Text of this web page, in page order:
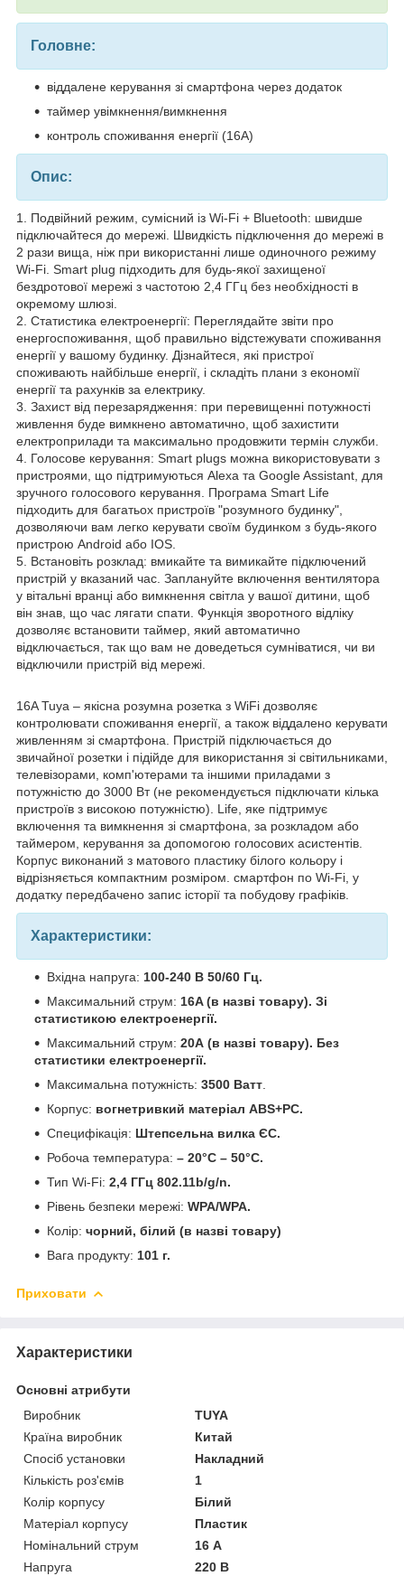
Головне:
віддалене керування зі смартфона через додаток
таймер увімкнення/вимкнення
контроль споживання енергії (16А)
Опис:
1. Подвійний режим, сумісний із Wi-Fi + Bluetooth: швидше
підключайтеся до мережі. Швидкість підключення до мережі в
2 рази вища, ніж при використанні лише одиночного режиму
Wi-Fi. Smart plug підходить для будь-якої захищеної
бездротової мережі з частотою 2,4 ГГц без необхідності в
окремому шлюзі.
2. Статистика електроенергії: Переглядайте звіти про
енергоспоживання, щоб правильно відстежувати споживання
енергії у вашому будинку. Дізнайтеся, які пристрої
споживають найбільше енергії, і складіть плани з економії
енергії та рахунків за електрику.
3. Захист від перезарядження: при перевищенні потужності
живлення буде вимкнено автоматично, щоб захистити
електроприлади та максимально продовжити термін служби.
4. Голосове керування: Smart plugs можна використовувати з
пристроями, що підтримуються Alexa та Google Assistant, для
зручного голосового керування. Програма Smart Life
підходить для багатьох пристроїв "розумного будинку",
дозволяючи вам легко керувати своїм будинком з будь-якого
пристрою Android або IOS.
5. Встановіть розклад: вмикайте та вимикайте підключений
пристрій у вказаний час. Заплануйте включення вентилятора
у вітальні вранці або вимкнення світла у вашої дитини, щоб
він знав, що час лягати спати. Функція зворотного відліку
дозволяє встановити таймер, який автоматично
відключається, так що вам не доведеться сумніватися, чи ви
відключили пристрій від мережі.
16A Tuya – якісна розумна розетка з WiFi дозволяє
контролювати споживання енергії, а також віддалено керувати
живленням зі смартфона. Пристрій підключається до
звичайної розетки і підійде для використання зі світильниками,
телевізорами, комп'ютерами та іншими приладами з
потужністю до 3000 Вт (не рекомендується підключати кілька
пристроїв з високою потужністю). Life, яке підтримує
включення та вимкнення зі смартфона, за розкладом або
таймером, керування за допомогою голосових асистентів.
Корпус виконаний з матового пластику білого кольору і
відрізняється компактним розміром. смартфон по Wi-Fi, у
додатку передбачено запис історії та побудову графіків.
Характеристики:
Вхідна напруга: 100-240 В 50/60 Гц.
Максимальний струм: 16A (в назві товару). Зі
статистикою електроенергії.
Максимальний струм: 20А (в назві товару). Без
статистики електроенергії.
Максимальна потужність: 3500 Ватт
Корпус: вогнетривкий матеріал ABS+PC.
Специфікація: Штепсельна вилка ЄС.
Робоча температура: – 20°C – 50°C.
Тип Wi-Fi: 2,4 ГГц 802.11b/g/n.
Рівень безпеки мережі: WPA/WPA.
Колір: чорний, білий (в назві товару)
Вага продукту: 101 г.
Приховати
Характеристики
Основні атрибути
Виробник
TUYA
Країна виробник
Китай
Спосіб установки
Накладний
Кількість роз'ємів
1
Колір корпусу
Білий
Матеріал корпусу
Пластик
Номінальний струм
16 А
Напруга
220 В